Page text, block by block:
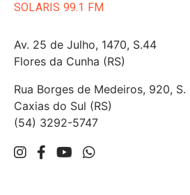
SOLARIS 99.1 FM
Av. 25 de Julho, 1470, S.44
Flores da Cunha (RS)
Rua Borges de Medeiros, 920, S.
Caxias do Sul (RS)
(54) 3292-5747